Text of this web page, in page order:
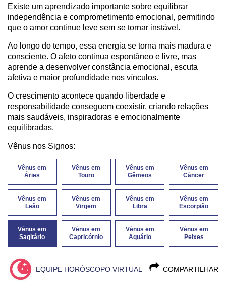
Existe um aprendizado importante sobre equilibrar
independência e comprometimento emocional, permitindo
que o amor continue leve sem se tornar instável.
Ao longo do tempo, essa energia se torna mais madura e
consciente. O afeto continua espontâneo e livre, mas
aprende a desenvolver constância emocional, escuta
afetiva e maior profundidade nos vínculos.
O crescimento acontece quando liberdade e
responsabilidade conseguem coexistir, criando relações
mais saudáveis, inspiradoras e emocionalmente
equilibradas.
Vênus nos Signos:
Vênus em
Áries
Vênus em
Touro
Vênus em
Gêmeos
Vênus em
Câncer
Vênus em
Leão
Vênus em
Virgem
Vênus em
Libra
Vênus em
Escorpião
Vênus em
Sagitário
Vênus em
Capricórnio
Vênus em
Aquário
Vênus em
Peixes
COMPARTILHAR
EQUIPE HORÓSCOPO VIRTUAL